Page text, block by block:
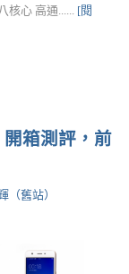
核心 高通...... [閱
開箱測評，前
（舊站）